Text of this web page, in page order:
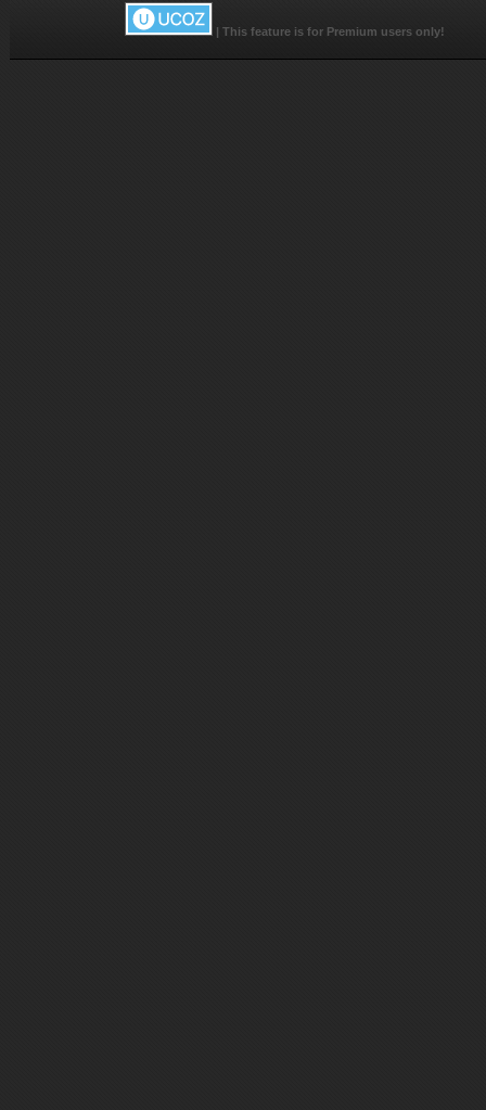
| This feature is for Premium users only!